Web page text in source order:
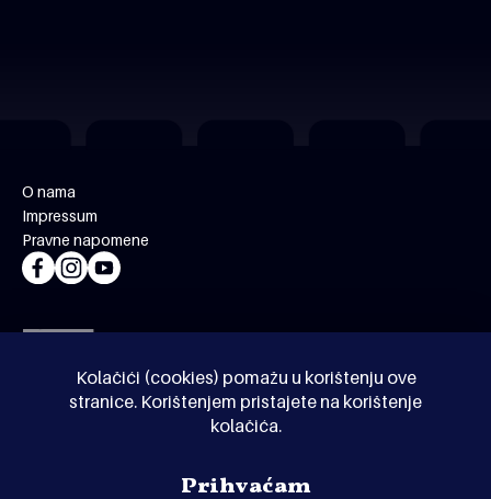
Kolačići (cookies) pomažu u korištenju ove
stranice. Korištenjem pristajete na korištenje
kolačića.
Prihvaćam
O nama
Impressum
Pravne napomene
© Kinoholik 2026. Kinoholik nije organizator programa.
Organizatori zadržavaju pravo izmjene programa.